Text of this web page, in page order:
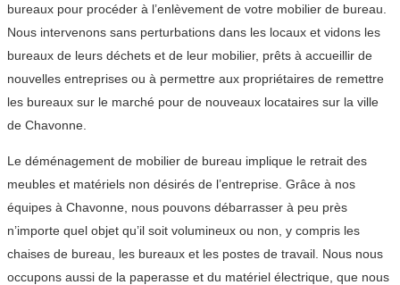
bureaux pour procéder à l’enlèvement de votre mobilier de bureau.
Nous intervenons sans perturbations dans les locaux et vidons les
bureaux de leurs déchets et de leur mobilier, prêts à accueillir de
nouvelles entreprises ou à permettre aux propriétaires de remettre
les bureaux sur le marché pour de nouveaux locataires sur la ville
de Chavonne.
Le déménagement de mobilier de bureau implique le retrait des
meubles et matériels non désirés de l’entreprise. Grâce à nos
équipes à Chavonne, nous pouvons débarrasser à peu près
n’importe quel objet qu’il soit volumineux ou non, y compris les
chaises de bureau, les bureaux et les postes de travail. Nous nous
occupons aussi de la paperasse et du matériel électrique, que nous